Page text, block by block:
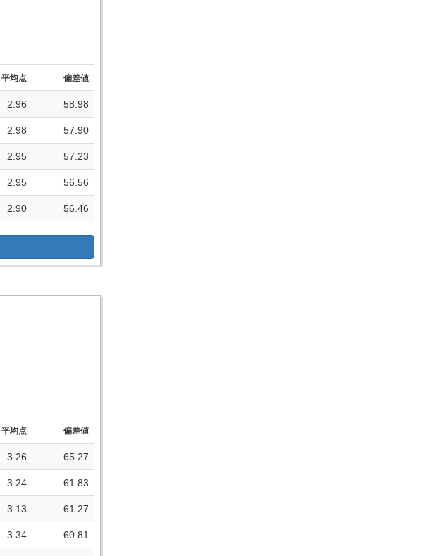
平均点 偏差値
2.96 58.98
2.98 57.90
2.95 57.23
2.95 56.56
2.90 56.46
平均点 偏差値
3.26 65.27
3.24 61.83
3.13 61.27
3.34 60.81